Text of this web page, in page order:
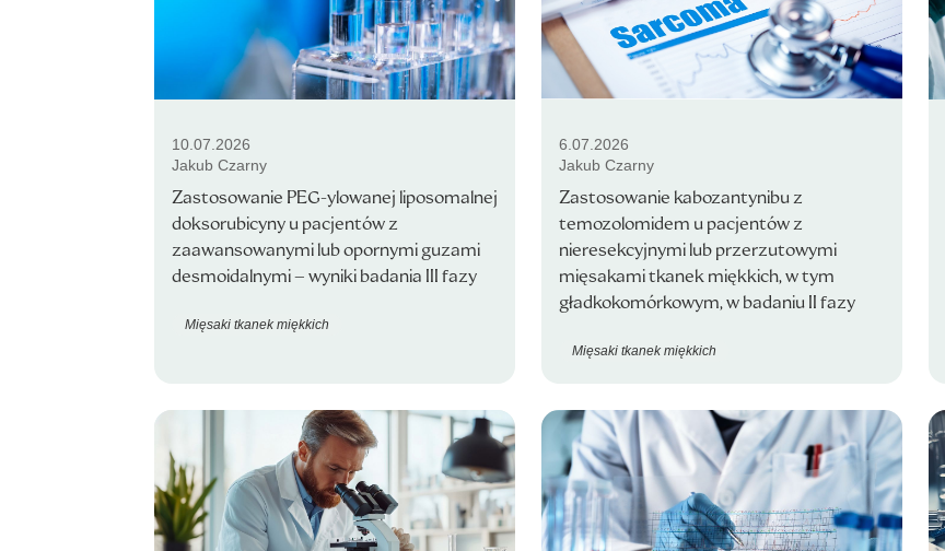
10.07.2026
Jakub Czarny
Zastosowanie PEG-ylowanej liposomalnej
doksorubicyny u pacjentów z
zaawansowanymi lub opornymi guzami
desmoidalnymi – wyniki badania III fazy
Mięsaki tkanek miękkich
6.07.2026
Jakub Czarny
Zastosowanie kabozantynibu z
temozolomidem u pacjentów z
nieresekcyjnymi lub przerzutowymi
mięsakami tkanek miękkich, w tym
gładkokomórkowym, w badaniu II fazy
Mięsaki tkanek miękkich